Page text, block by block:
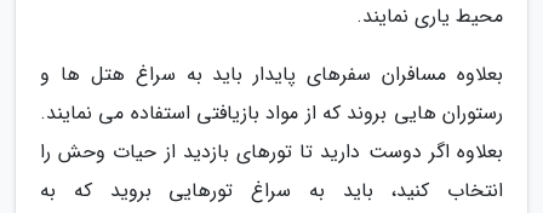
محیط یاری نمایند.
بعلاوه مسافران سفرهای پایدار باید به سراغ هتل ها و
رستوران هایی بروند که از مواد بازیافتی استفاده می نمایند.
بعلاوه اگر دوست دارید تا تورهای بازدید از حیات وحش را
انتخاب کنید، باید به سراغ تورهایی بروید که به